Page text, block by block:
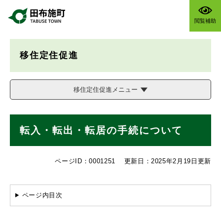
閲覧補助
移住定住促進
移住定住促進メニュー
転入・転出・転居の手続について
ページID：0001251 更新日：2025年2月19日更新
ページ内目次